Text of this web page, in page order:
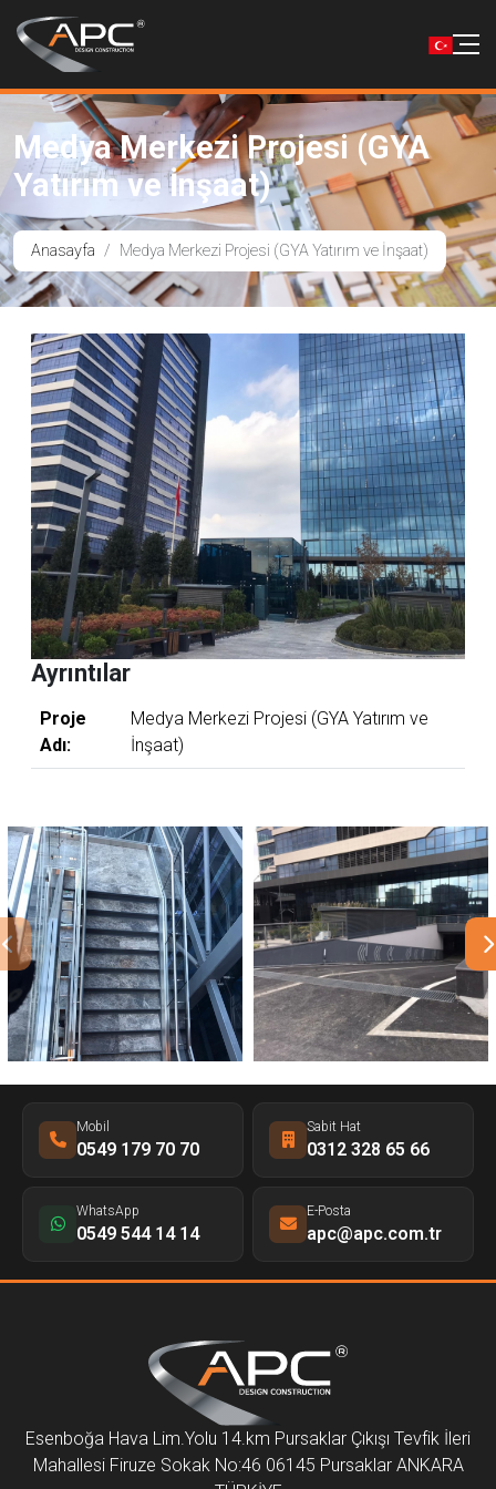
Medya Merkezi Projesi (GYA
Yatırım ve İnşaat)
Anasayfa Medya Merkezi Projesi (GYA Yatırım ve İnşaat)
Ayrıntılar
Proje
Adı:
Medya Merkezi Projesi (GYA Yatırım ve
İnşaat)
Mobil
0549 179 70 70
Sabit Hat
0312 328 65 66
WhatsApp
0549 544 14 14
E-Posta
apc@apc.com.tr
Esenboğa Hava Lim.Yolu 14.km Pursaklar Çıkışı Tevfik İleri
Mahallesi Firuze Sokak No:46 06145 Pursaklar ANKARA